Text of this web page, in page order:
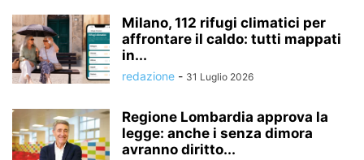
Milano, 112 rifugi climatici per
affrontare il caldo: tutti mappati
in...
redazione - 31 Luglio 2026
Regione Lombardia approva la
legge: anche i senza dimora
avranno diritto...